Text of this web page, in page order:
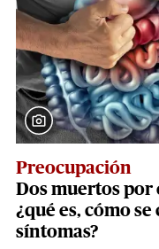
Preocupación
Dos muertos por
¿qué es, cómo
síntomas?